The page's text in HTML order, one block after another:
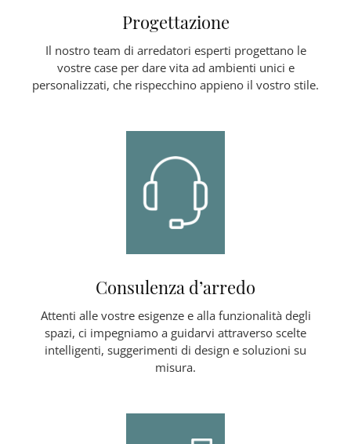
Progettazione
Il nostro team di arredatori esperti progettano le
vostre case per dare vita ad ambienti unici e
personalizzati, che rispecchino appieno il vostro stile.
Consulenza d’arredo
Attenti alle vostre esigenze e alla funzionalità degli
spazi, ci impegniamo a guidarvi attraverso scelte
intelligenti, suggerimenti di design e soluzioni su
misura.